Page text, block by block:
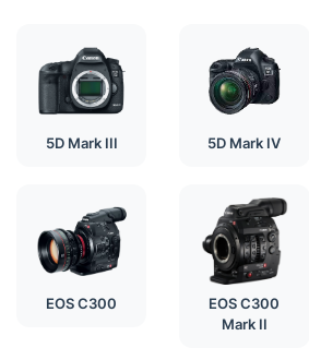
5D Mark III 5D Mark IV
EOS C300
EOS C300
Mark II